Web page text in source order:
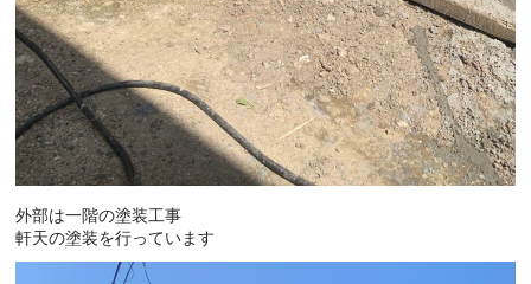
外部は一階の塗装工事
軒天の塗装を行っています